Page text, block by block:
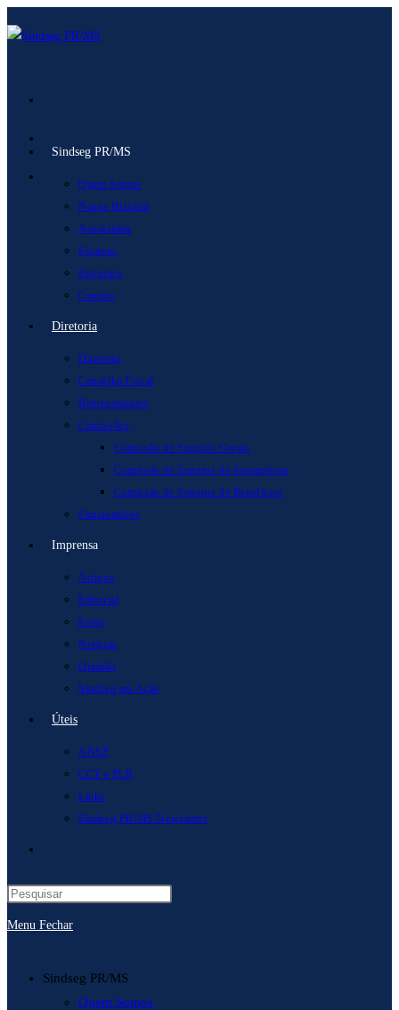
para
Sindseg PR/MS
Quem Somos
Nossa História
Associadas
Estatuto
Estrutura
Contato
Diretoria
Diretoria
Conselho Fiscal
Representantes
Comissões
Comissão de Seguros Gerais
Comissão de Seguros de Automóveis
Comissão de Seguros de Benefícios
Funcionários
Imprensa
Artigos
Editorial
Fotos
Notícias
Opinião
Sindseg em Ação
Úteis
ANSP
CCT e PLR
Links
Sindseg PR/MS Newsletter
pesquisa
do
site
Menu Fechar
Sindseg PR/MS
Quem Somos